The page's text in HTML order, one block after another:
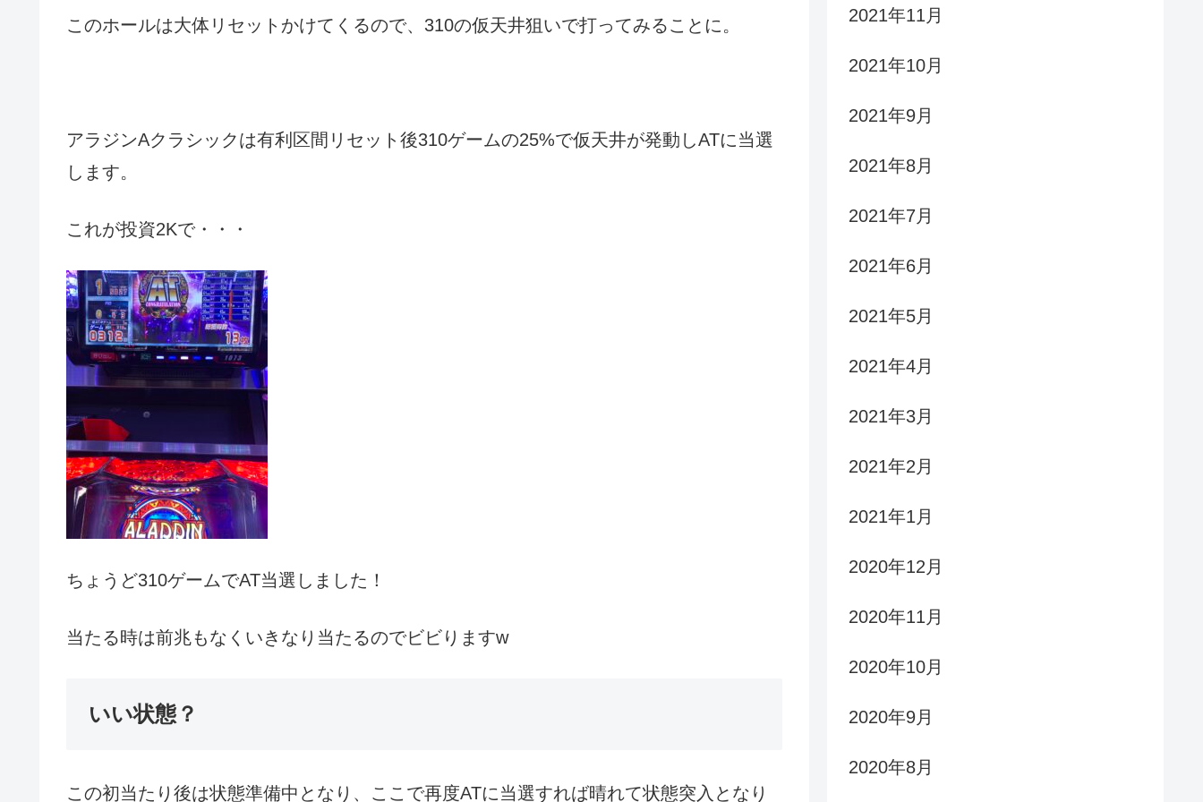
このホールは大体リセットかけてくるので、310の仮天井狙いで打ってみることに。
アラジンAクラシックは有利区間リセット後310ゲームの25%で仮天井が発動しATに当選
します。
これが投資2Kで・・・
ちょうど310ゲームでAT当選しました！
当たる時は前兆もなくいきなり当たるのでビビりますw
いい状態？
この初当たり後は状態準備中となり、ここで再度ATに当選すれば晴れて状態突入となり
2021年11月
2021年10月
2021年9月
2021年8月
2021年7月
2021年6月
2021年5月
2021年4月
2021年3月
2021年2月
2021年1月
2020年12月
2020年11月
2020年10月
2020年9月
2020年8月